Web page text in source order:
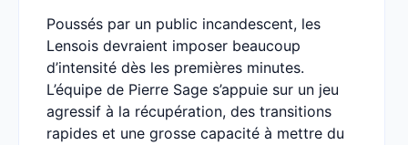
Poussés par un public incandescent, les
Lensois devraient imposer beaucoup
d’intensité dès les premières minutes.
L’équipe de Pierre Sage s’appuie sur un jeu
agressif à la récupération, des transitions
rapides et une grosse capacité à mettre du